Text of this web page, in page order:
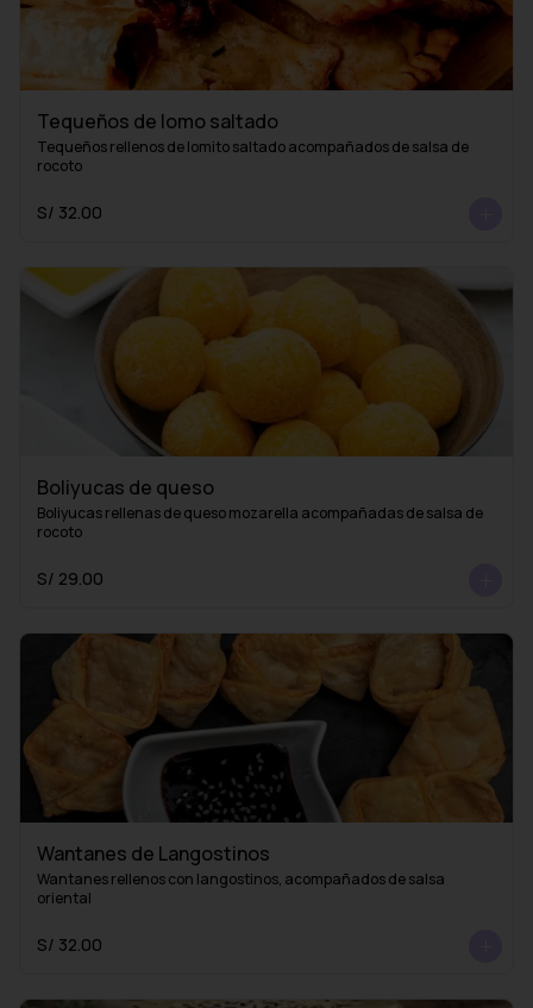
Tequeños de lomo saltado
Tequeños rellenos de lomito saltado acompañados de salsa de
rocoto
S/ 32.00
Boliyucas de queso
Boliyucas rellenas de queso mozarella acompañadas de salsa de
rocoto
S/ 29.00
Wantanes de Langostinos
Wantanes rellenos con langostinos, acompañados de salsa
oriental
S/ 32.00